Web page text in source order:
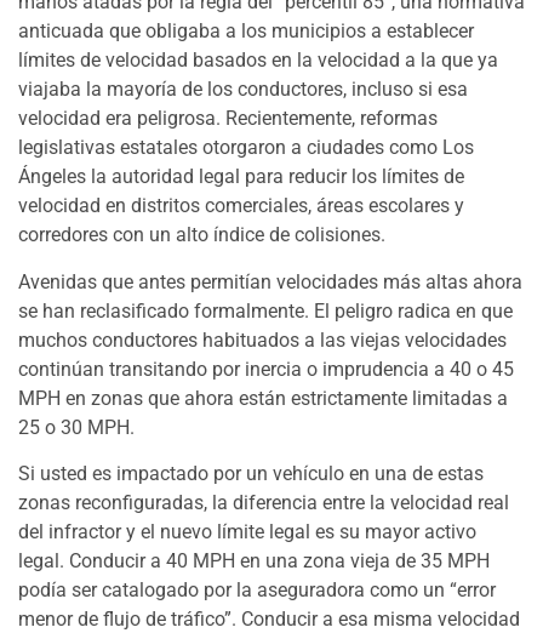
anticuada que obligaba a los municipios a establecer
límites de velocidad basados en la velocidad a la que ya
viajaba la mayoría de los conductores, incluso si esa
velocidad era peligrosa. Recientemente, reformas
legislativas estatales otorgaron a ciudades como Los
Ángeles la autoridad legal para reducir los límites de
velocidad en distritos comerciales, áreas escolares y
corredores con un alto índice de colisiones.
Avenidas que antes permitían velocidades más altas ahora
se han reclasificado formalmente. El peligro radica en que
muchos conductores habituados a las viejas velocidades
continúan transitando por inercia o imprudencia a 40 o 45
MPH en zonas que ahora están estrictamente limitadas a
25 o 30 MPH.
Si usted es impactado por un vehículo en una de estas
zonas reconfiguradas, la diferencia entre la velocidad real
del infractor y el nuevo límite legal es su mayor activo
legal. Conducir a 40 MPH en una zona vieja de 35 MPH
podía ser catalogado por la aseguradora como un “error
menor de flujo de tráfico”. Conducir a esa misma velocidad